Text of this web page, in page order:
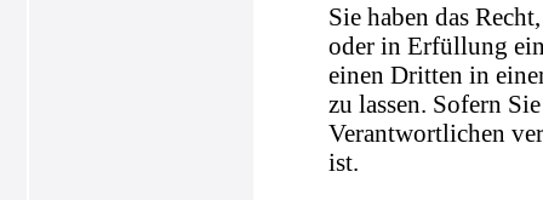
Sie haben das
oder in Erfüllung
einen Dritten in
zu lassen. Sofern
Verantwortlichen
ist.